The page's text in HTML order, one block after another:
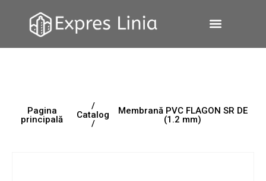
Pagina
principală
/
Catalog
/
Membrană PVC FLAGON SR DE
(1.2 mm)